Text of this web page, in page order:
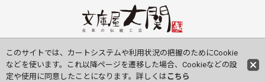
このサイトでは、カートシステムや利用状況の把握のためにCookie
などを使います。これ以降ページを遷移した場合、Cookieなどの設
定や使用に同意したことになります。詳しくは こちら